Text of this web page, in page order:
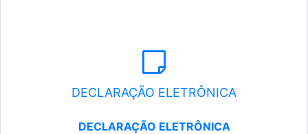
DECLARAÇÃO ELETRÔNICA
DECLARAÇÃO ELETRÔNICA